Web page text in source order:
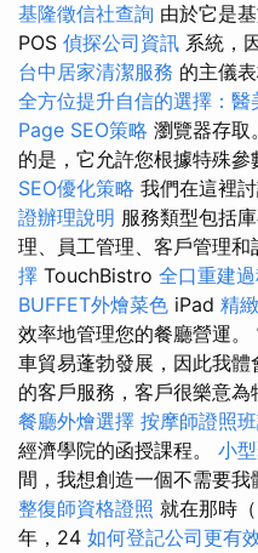
基隆徵信社查詢 由於它是
POS 偵探公司資訊 系統，
台中居家清潔服務 的主儀
全方位提升自信的選擇：醫
Page SEO策略 瀏覽器存取
的是，它允許您根據特殊參
SEO優化策略 我們在這裡
證辦理說明 服務類型包括
理、員工管理、客戶管理和
擇 TouchBistro 全口重建
BUFFET外燴菜色 iPad 精
效率地管理您的餐廳營運
車貿易蓬勃發展，因此我
的客戶服務，客戶很樂意為
餐廳外燴選擇 按摩師證照
經濟學院的函授課程。 小
間，我想創造一個不需要我
整復師資格證照 就在那時
年，24 如何登記公司更有